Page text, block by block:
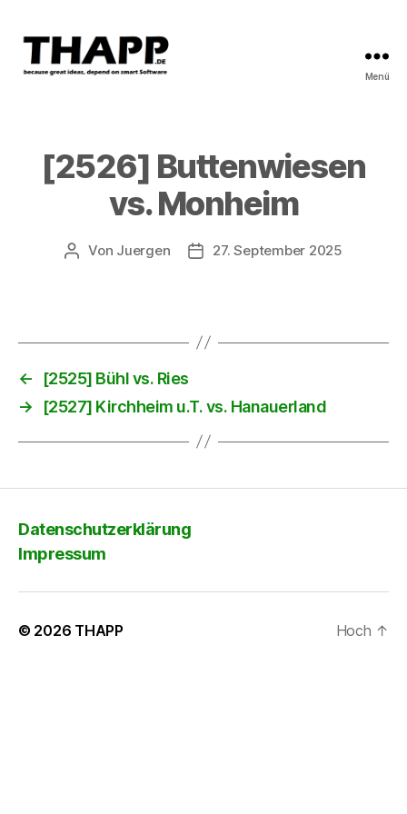
Menü
[2526] Buttenwiesen
vs. Monheim
Beitragsautor
Von Juergen Beitragsdatum
27. September 2025
←
[2525] Bühl vs. Ries
→
[2527] Kirchheim u.T. vs. Hanauerland
Datenschutzerklärung
Impressum
© 2026 THAPP Hoch ↑